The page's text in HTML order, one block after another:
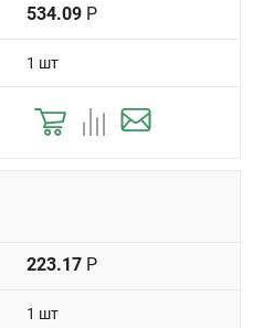
534.09 Р
1 шт
223.17 Р
1 шт